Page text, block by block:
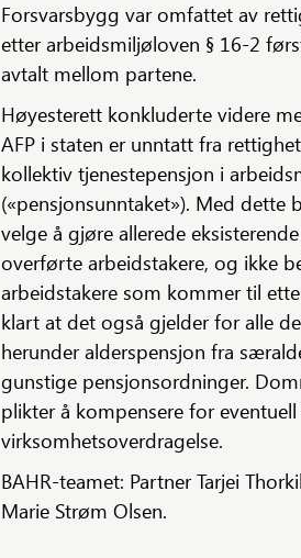
Forsvarsbygg var omfattet av
etter arbeidsmiljøloven § 16-2
avtalt mellom partene.
Høyesterett konkluderte videre
AFP i staten er unntatt fra
kollektiv tjenestepensjon i
(«pensjonsunntaket»). Med dette
velge å gjøre allerede
overførte arbeidstakere, og ikke
arbeidstakere som kommer til
klart at det også gjelder for alle
herunder alderspensjon fra
gunstige pensjonsordninger.
plikter å kompensere for
virksomhetsoverdragelse.
BAHR-teamet: Partner Tarjei
Marie Strøm Olsen.